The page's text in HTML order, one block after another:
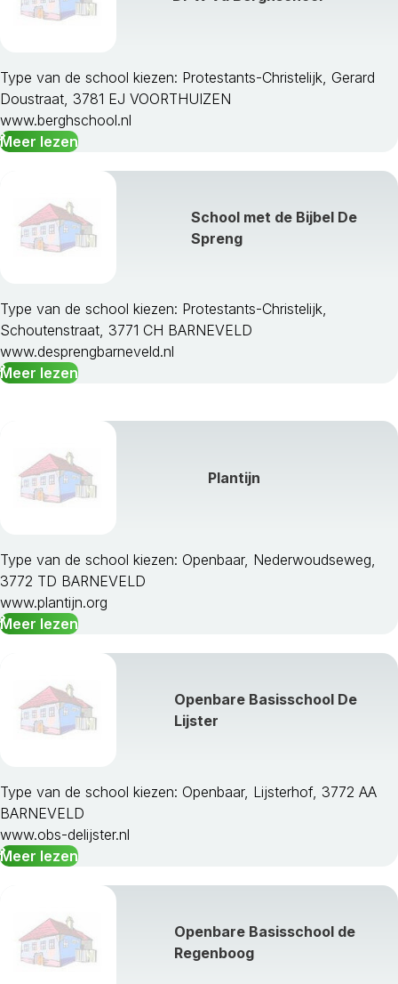
Type van de school kiezen: Protestants-Christelijk, Gerard
Doustraat, 3781 EJ VOORTHUIZEN
www.berghschool.nl
Meer lezen
School met de Bijbel De
Spreng
Type van de school kiezen: Protestants-Christelijk,
Schoutenstraat, 3771 CH BARNEVELD
www.desprengbarneveld.nl
Meer lezen
Plantijn
Type van de school kiezen: Openbaar, Nederwoudseweg,
3772 TD BARNEVELD
www.plantijn.org
Meer lezen
Openbare Basisschool De
Lijster
Type van de school kiezen: Openbaar, Lijsterhof, 3772 AA
BARNEVELD
www.obs-delijster.nl
Meer lezen
Openbare Basisschool de
Regenboog